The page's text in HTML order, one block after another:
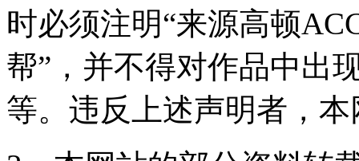
时必须注明“来源高顿
帮”，并不得对作品中出
等。违反上述声明者，